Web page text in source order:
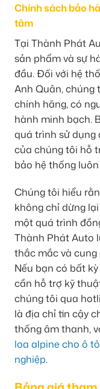
Chính sách bảo
tâm
Tại Thành Phát
sản phẩm và sự
đầu. Đối với hệ
Anh Quân, chúng
chính hãng, có
hành minh bạch.
quá trình sử dụng
của chúng tôi hỗ
bảo hệ thống
Chúng tôi hiểu
không chỉ dừng
một quá trình
Thành Phát Auto
thắc mắc và
Nếu bạn có bất
cần hỗ trợ kỹ
chúng tôi qua
là địa chỉ tin cậy
thống âm thanh,
loa alpine cho ô
nghiệp.